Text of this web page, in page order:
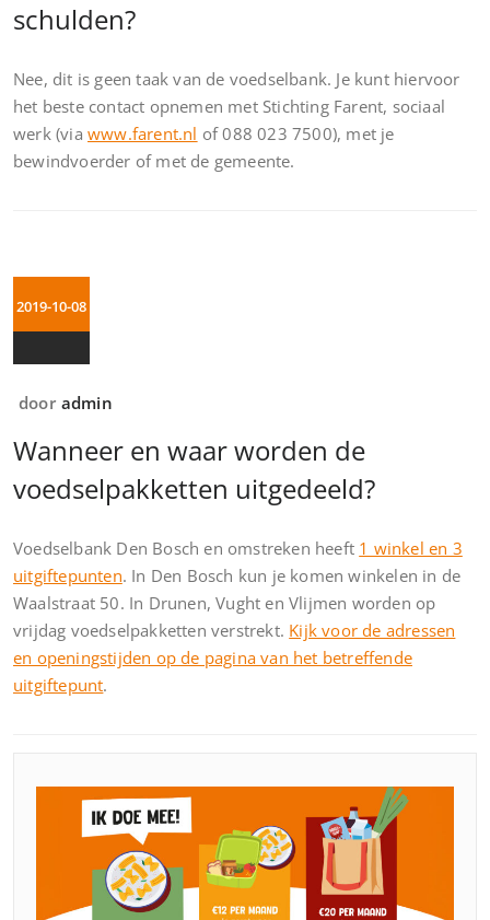
schulden?
Nee, dit is geen taak van de voedselbank. Je kunt hiervoor
het beste contact opnemen met Stichting Farent, sociaal
werk (via www.farent.nl of 088 023 7500), met je
bewindvoerder of met de gemeente.
2019-10-08
door admin
Wanneer en waar worden de
voedselpakketten uitgedeeld?
Voedselbank Den Bosch en omstreken heeft 1 winkel en 3
uitgiftepunten. In Den Bosch kun je komen winkelen in de
Waalstraat 50. In Drunen, Vught en Vlijmen worden op
vrijdag voedselpakketten verstrekt. Kijk voor de adressen
en openingstijden op de pagina van het betreffende
uitgiftepunt.